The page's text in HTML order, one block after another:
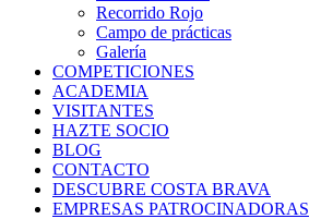
Recorrido Rojo
Campo de prácticas
Galería
COMPETICIONES
ACADEMIA
VISITANTES
HAZTE SOCIO
BLOG
CONTACTO
DESCUBRE COSTA BRAVA
EMPRESAS PATROCINADORAS